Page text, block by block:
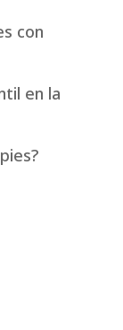
con
en la